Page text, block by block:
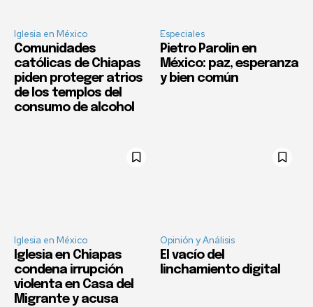
Iglesia en México
Comunidades
católicas de Chiapas
piden proteger atrios
de los templos del
consumo de alcohol
Especiales
Pietro Parolin en
México: paz, esperanza
y bien común
Iglesia en México
Iglesia en Chiapas
condena irrupción
violenta en Casa del
Migrante y acusa
Opinión y Análisis
El vacío del
linchamiento digital